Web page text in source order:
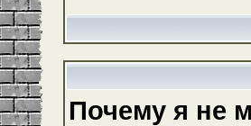
Почему я не